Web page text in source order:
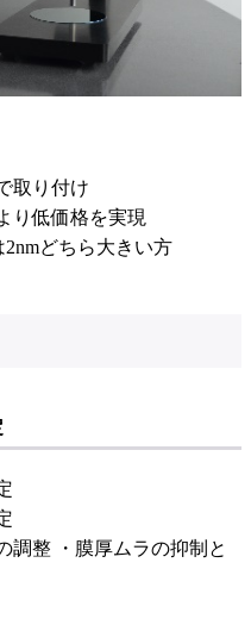
取り付け
り低価格を実現
2nmどちら大きい方
調整 ・膜厚ムラの抑制と